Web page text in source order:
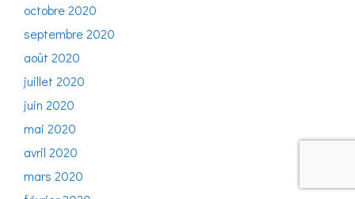
octobre 2020
septembre 2020
août 2020
juillet 2020
juin 2020
mai 2020
avril 2020
mars 2020